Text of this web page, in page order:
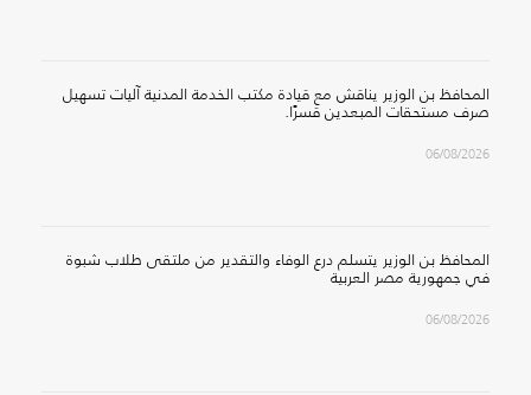
المحافظ بن الوزير يناقش مع قيادة مكتب الخدمة المدنية آليات تسهيل
صرف مستحقات المبعدين قسرًا.
06/08/2026
المحافظ بن الوزير يتسلم درع الوفاء والتقدير من ملتقى طلاب شبوة
في جمهورية مصر العربية
06/08/2026